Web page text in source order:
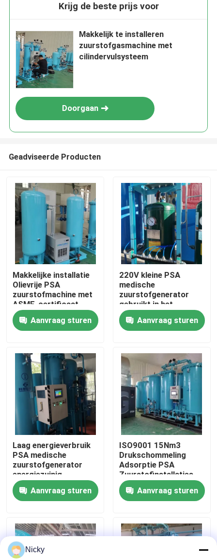
Thuis
Producten
Fabriekstocht
Kwaliteitscontrole
Neem contact met ons op
Nieuws
Vraag een offerte
PSA stikstofgasgeneratoren
De Generator van de hoge Zuiverheidsstikstof
Krijg de beste prijs voor
Makkelijk te installeren
zuurstofgasmachine met
cilindervulsysteem
Doorgaan
Geadviseerde Producten
Makkelijke installatie
Olievrije PSA
zuurstofmachine met
ASME-certificaat
Aanvraag sturen
220V kleine PSA
medische
zuurstofgenerator
gebruikt in het
ziekenhuis 60Nm3/Hr
Aanvraag sturen
Laag energieverbruik
PSA medische
zuurstofgenerator
energiezuinig
Aanvraag sturen
ISO9001 15Nm3
Drukschommeling
Adsorptie PSA
Zuurstofinstallaties
Lage onderhoud
Aanvraag sturen
Nicky